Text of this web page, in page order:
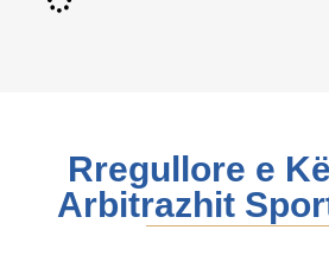
Rregullore e
Arbitrazhit